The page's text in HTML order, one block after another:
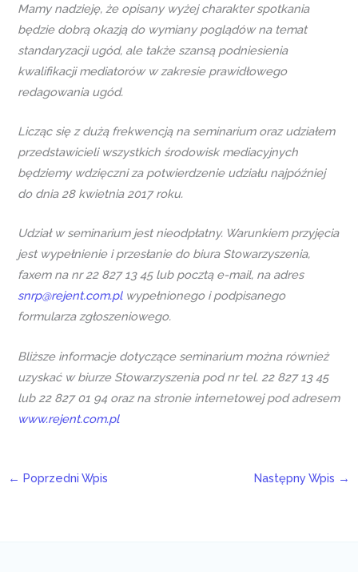
Mamy nadzieję, że opisany wyżej charakter spotkania
będzie dobrą okazją do wymiany poglądów na temat
standaryzacji ugód, ale także szansą podniesienia
kwalifikacji mediatorów w zakresie prawidłowego
redagowania ugód.
Licząc się z dużą frekwencją na seminarium oraz udziałem
przedstawicieli wszystkich środowisk mediacyjnych
będziemy wdzięczni za potwierdzenie udziału najpóźniej
do dnia 28 kwietnia 2017 roku.
Udział w seminarium jest nieodpłatny. Warunkiem przyjęcia
jest wypełnienie i przesłanie do biura Stowarzyszenia,
faxem na nr 22 827 13 45 lub pocztą e-mail, na adres
snrp@rejent.com.plwypełnionego i podpisanego
formularza zgłoszeniowego.
Bliższe informacje dotyczące seminarium można również
uzyskać w biurze Stowarzyszenia pod nr tel. 22 827 13 45
lub 22 827 01 94 oraz na stronie internetowej pod adresem
www.rejent.com.pl
← Poprzedni Wpis Następny Wpis →